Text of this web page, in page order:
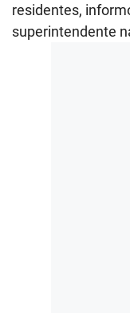
residentes,
superintendente